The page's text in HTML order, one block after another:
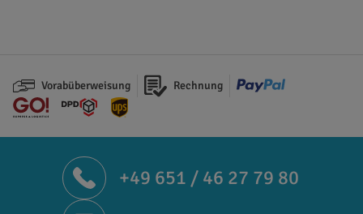
Vorabüberweisung Rechnung
+49 651 / 46 27 79 80